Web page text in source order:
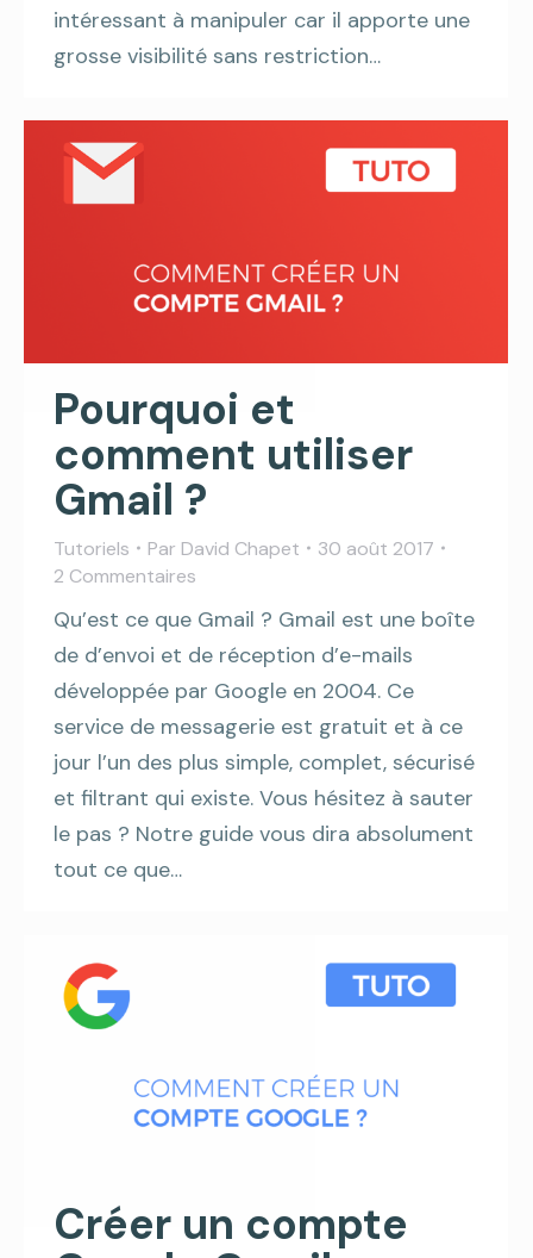
intéressant à manipuler car il apporte une
grosse visibilité sans restriction…
Pourquoi et
comment utiliser
Gmail ?
Tutoriels Par David Chapet
30 août 2017
2 Commentaires
Qu’est ce que Gmail ? Gmail est une boîte
de d’envoi et de réception d’e-mails
développée par Google en 2004. Ce
service de messagerie est gratuit et à ce
jour l’un des plus simple, complet, sécurisé
et filtrant qui existe. Vous hésitez à sauter
le pas ? Notre guide vous dira absolument
tout ce que…
Créer un compte